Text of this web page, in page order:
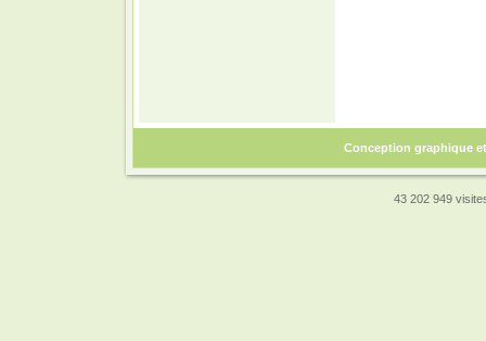
Conception graphique
43 202 949